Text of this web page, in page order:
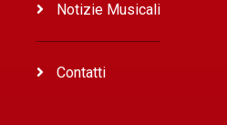
Notizie Musicali
Contatti